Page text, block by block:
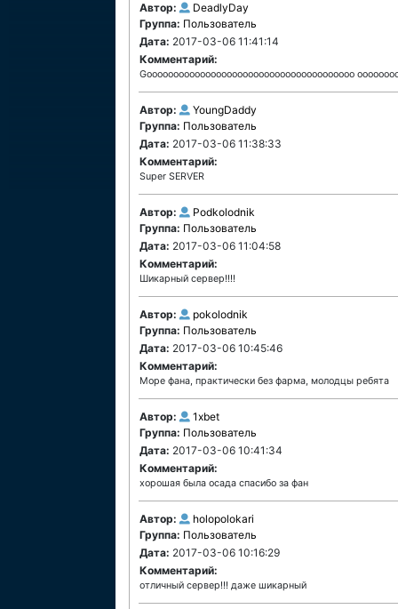
Автор:
DeadlyDay
Группа: Пользователь
Дата: 2017-03-06 11:41:14
Комментарий:
Gooooooooooooooooooooooooooooooooooooooo
Автор:
YoungDaddy
Группа: Пользователь
Дата: 2017-03-06 11:38:33
Комментарий:
Super SERVER
Автор:
Podkolodnik
Группа: Пользователь
Дата: 2017-03-06 11:04:58
Комментарий:
Шикарный сервер!!!!
Автор:
pokolodnik
Группа: Пользователь
Дата: 2017-03-06 10:45:46
Комментарий:
Море фана, практически без фарма, молодцы ребята
Автор:
1xbet
Группа: Пользователь
Дата: 2017-03-06 10:41:34
Комментарий:
хорошая была осада спасибо за фан
Автор:
holopolokari
Группа: Пользователь
Дата: 2017-03-06 10:16:29
Комментарий:
отличный сервер!!! даже шикарный